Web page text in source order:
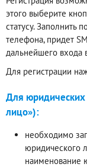
этого выберите
статусу. Заполнить
телефона, придет
дальнейшего входа
Для регистрации
Для юридических
лицо»):
необходимо
юридического
наименование